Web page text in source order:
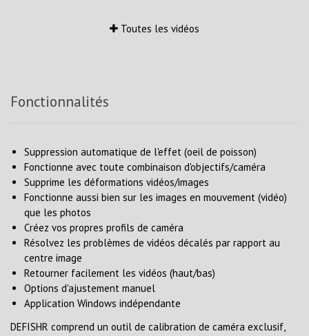
Toutes les vidéos
Fonctionnalités
Suppression automatique de l'effet (oeil de poisson)
Fonctionne avec toute combinaison d'objectifs/caméra
Supprime les déformations vidéos/images
Fonctionne aussi bien sur les images en mouvement (vidéo)
que les photos
Créez vos propres profils de caméra
Résolvez les problèmes de vidéos décalés par rapport au
centre image
Retourner facilement les vidéos (haut/bas)
Options d'ajustement manuel
Application Windows indépendante
DEFISHR comprend un outil de calibration de caméra exclusif,